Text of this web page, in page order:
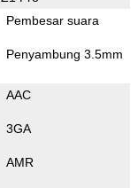
Pembesar suara
Penyambung 3.5mm
AAC
3GA
AMR